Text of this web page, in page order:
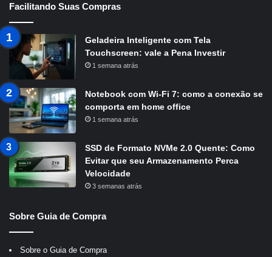
Facilitando Suas Compras
Geladeira Inteligente com Tela
Touchscreen: vale a Pena Investir
1 semana atrás
Notebook com Wi-Fi 7: como a conexão se
comporta em home office
1 semana atrás
SSD de Formato NVMe 2.0 Quente: Como
Evitar que seu Armazenamento Perca
Velocidade
3 semanas atrás
Sobre Guia de Compra
Sobre o Guia de Compra